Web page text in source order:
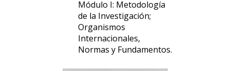
Módulo I: Metodología
de la Investigación;
Organismos
Internacionales,
Normas y Fundamentos.